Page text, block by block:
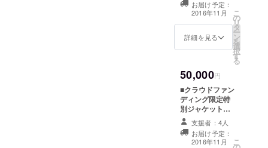
メンバーも
フェイバ
リットに上
Led
Zeppelin、
RCサクセ
ション、
THE
YELLOW
ブックレット内
にあなたのお名
前をクレジット
■PV撮影中のNG
メンバーサイン
色紙 ■クラウド
ファンディング
限定デザインT
シャツ
お届け予定：
2016年11月
詳細を見る
こ
の
リ
タ
ー
ン
を
選
択
す
る
50,000円
■クラウドファン
ディング限定特
別ジャケット仕
様「タイアップ
は君だ」 ■CD
ブックレット内
支援者：4人
お届け予定：
2016年11月
こ